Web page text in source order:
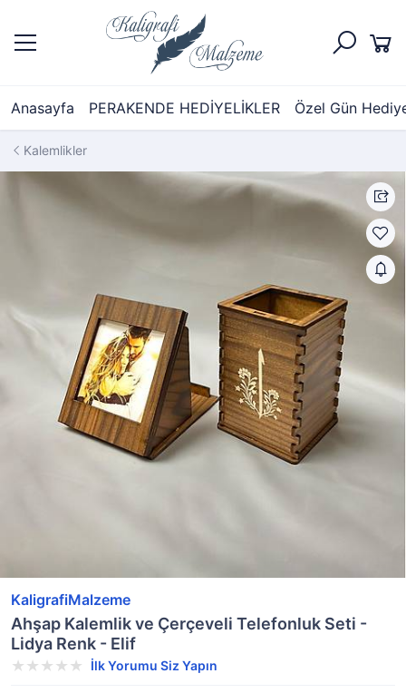
Anasayfa PERAKENDE HEDİYELİKLER Özel Gün
Kalemlikler
KaligrafiMalzeme
Ahşap Kalemlik ve Çerçeveli Telefonluk Seti -
Lidya Renk - Elif
İlk Yorumu Siz Yapın